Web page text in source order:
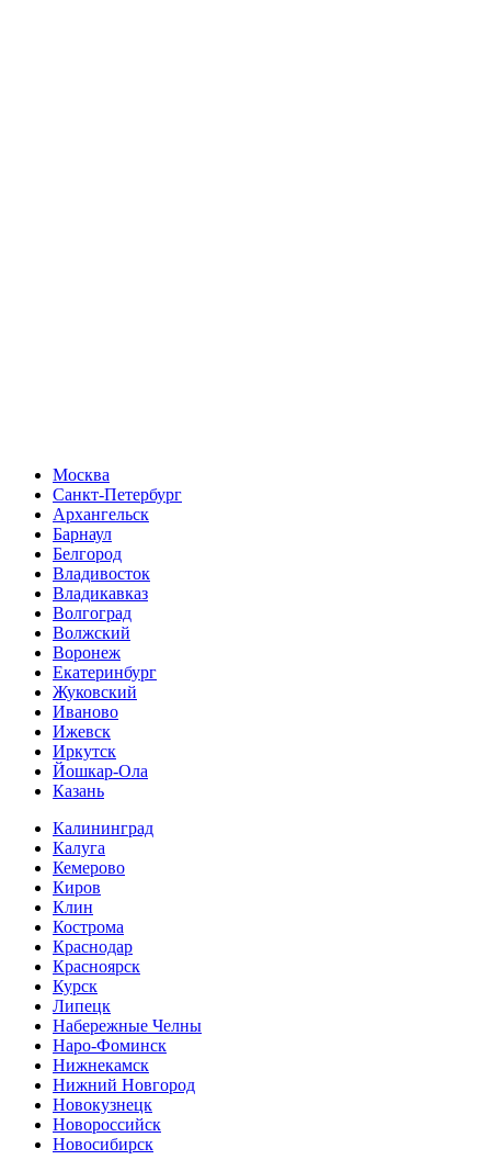
Москва
Санкт-Петербург
Архангельск
Барнаул
Белгород
Владивосток
Владикавказ
Волгоград
Волжский
Воронеж
Екатеринбург
Жуковский
Иваново
Ижевск
Иркутск
Йошкар-Ола
Казань
Калининград
Калуга
Кемерово
Киров
Клин
Кострома
Краснодар
Красноярск
Курск
Липецк
Набережные Челны
Наро-Фоминск
Нижнекамск
Нижний Новгород
Новокузнецк
Новороссийск
Новосибирск